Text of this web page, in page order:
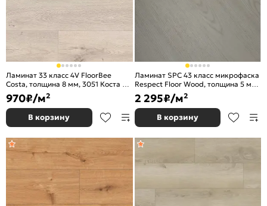
Ламинат 33 класс 4V FloorBee
Costa, толщина 8 мм, 3051 Коста де
Мар
970₽/м²
В корзину
Ламинат SPC 43 класс микрофаска
Respect Floor Wood, толщина 5 мм,
4218 Дуб Морозный
2 295₽/м²
В корзину